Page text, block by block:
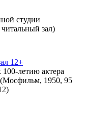
студии
зал)
12+
летию актера
(Мосфильм, 1950, 95